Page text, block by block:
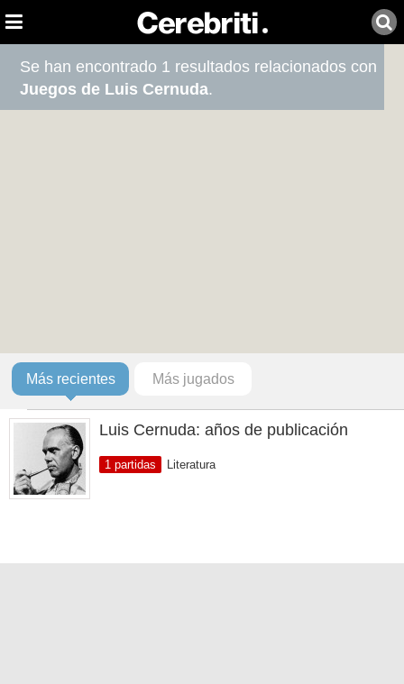
Se han encontrado 1 resultados relacionados con
Juegos de Luis Cernuda.
Más recientes Más jugados
Luis Cernuda: años de publicación
1 partidas Literatura